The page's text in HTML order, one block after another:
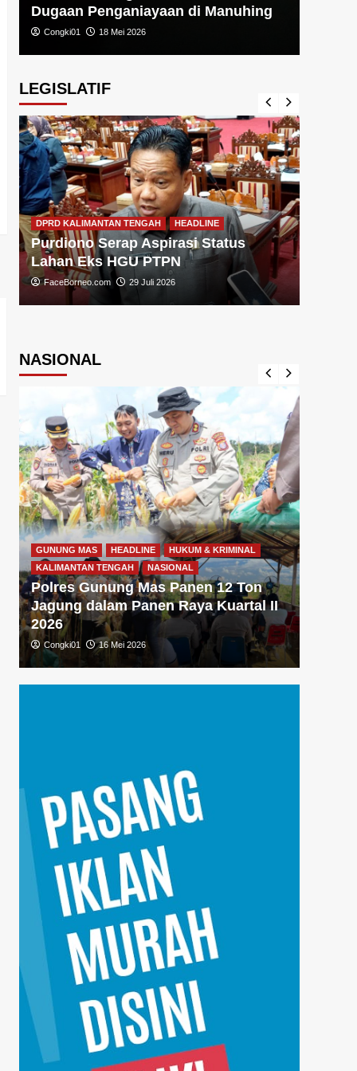
Dugaan Penganiayaan di Manuhing
Congki01 18 Mei 2026
LEGISLATIF
DPRD KALIMANTAN TENGAH HEADLINE
Purdiono Serap Aspirasi Status
Lahan Eks HGU PTPN
FaceBorneo.com 29 Juli 2026
NASIONAL
GUNUNG MAS HEADLINE
HUKUM & KRIMINAL
KALIMANTAN TENGAH
NASIONAL
Polres Gunung Mas Panen 12 Ton
Jagung dalam Panen Raya Kuartal II
2026
Congki01 16 Mei 2026